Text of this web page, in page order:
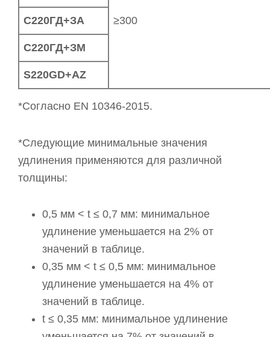
≥300
С220ГД+ЗА
С220ГД+ЗМ
S220GD+AZ
*Согласно EN 10346-2015.
*Следующие минимальные значения
удлинения применяются для различной
толщины:
0,5 мм < t ≤ 0,7 мм: минимальное
удлинение уменьшается на 2% от
значений в таблице.
0,35 мм < t ≤ 0,5 мм: минимальное
удлинение уменьшается на 4% от
значений в таблице.
t ≤ 0,35 мм: минимальное удлинение